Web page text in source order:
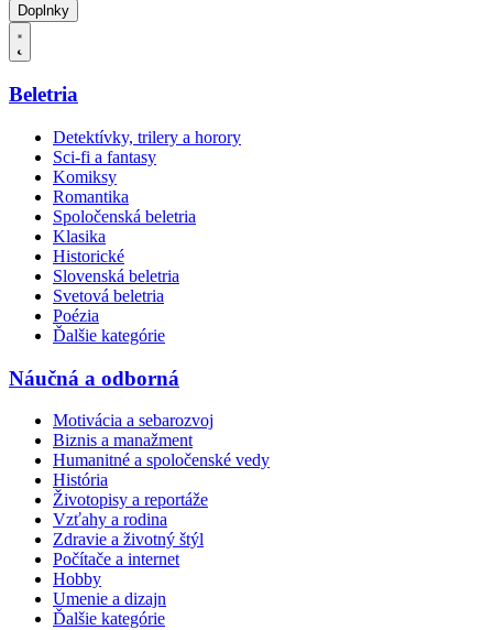
Doplnky
Beletria
Detektívky, trilery a horory
Sci-fi a fantasy
Komiksy
Romantika
Spoločenská beletria
Klasika
Historické
Slovenská beletria
Svetová beletria
Poézia
Ďalšie kategórie
Náučná a odborná
Motivácia a sebarozvoj
Biznis a manažment
Humanitné a spoločenské vedy
História
Životopisy a reportáže
Vzťahy a rodina
Zdravie a životný štýl
Počítače a internet
Hobby
Umenie a dizajn
Ďalšie kategórie